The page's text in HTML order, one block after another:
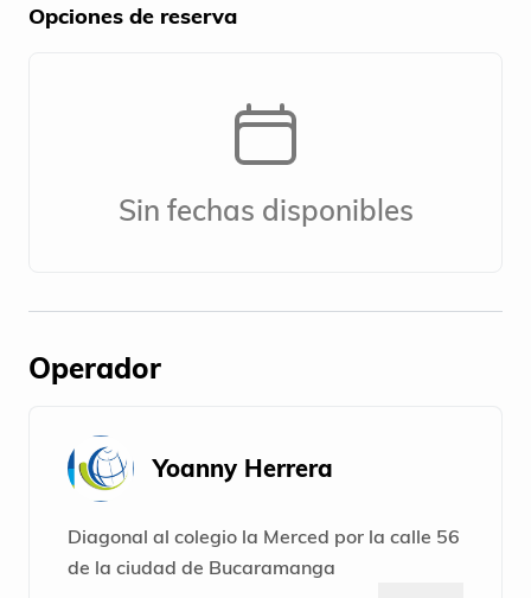
Opciones de reserva
Sin fechas disponibles
Operador
Yoanny Herrera
Diagonal al colegio la Merced por la calle 56
de la ciudad de Bucaramanga